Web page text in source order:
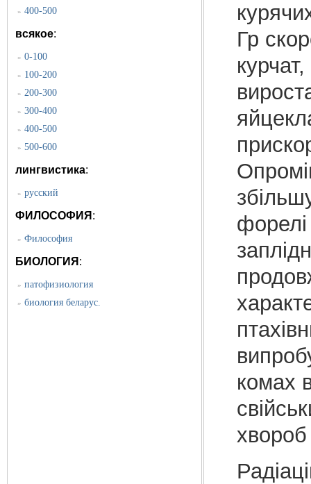
» 400-500
всякое:
» 0-100
» 100-200
» 200-300
» 300-400
» 400-500
» 500-600
лингвистика:
» русский
ФИЛОСОФИЯ :
» Философия
БИОЛОГИЯ :
» патофизиология
» биология беларус.
Гр
комах